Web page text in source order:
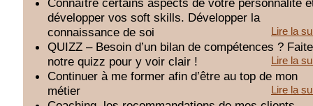
Connaître certains aspects de votre personnalité
développer vos soft skills. Développer la
connaissance de soi
Lire la
QUIZZ – Besoin d’un bilan de compétences ?
notre quizz pour y voir clair !
Lire la
Continuer à me former afin d’être au top de mon
métier
Lire la